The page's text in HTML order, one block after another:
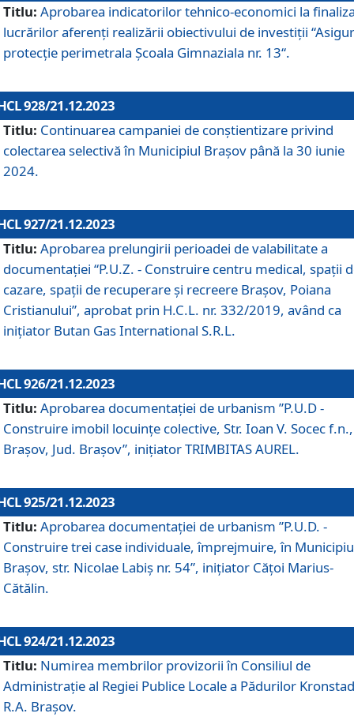
Titlu: Aprobarea indicatorilor tehnico-economici la
lucrărilor aferenți realizării obiectivului de investiții
protecție perimetrala Școala Gimnaziala nr. 13“.
928/21.12.2023
Titlu: Continuarea campaniei de conștientizare privind
colectarea selectivă în Municipiul Braşov până la 30 iunie
2024.
927/21.12.2023
Titlu: Aprobarea prelungirii perioadei de valabilitate a
documentaţiei “P.U.Z. - Construire centru medical, spații
cazare, spații de recuperare și recreere Brașov, Poiana
Cristianului”, aprobat prin H.C.L. nr. 332/2019, având ca
inițiator Butan Gas International S.R.L.
926/21.12.2023
Titlu: Aprobarea documentaţiei de urbanism ”P.U.D -
Construire imobil locuințe colective, Str. Ioan V. Socec f.n.,
Brașov, Jud. Brașov”, inițiator TRIMBITAS AUREL.
925/21.12.2023
Titlu: Aprobarea documentaţiei de urbanism ”P.U.D. -
Construire trei case individuale, împrejmuire, în
Brașov, str. Nicolae Labiș nr. 54”, inițiator Cățoi Marius-
Cătălin.
924/21.12.2023
Titlu: Numirea membrilor provizorii în Consiliul de
Administraţie al Regiei Publice Locale a Pădurilor
R.A. Brașov.